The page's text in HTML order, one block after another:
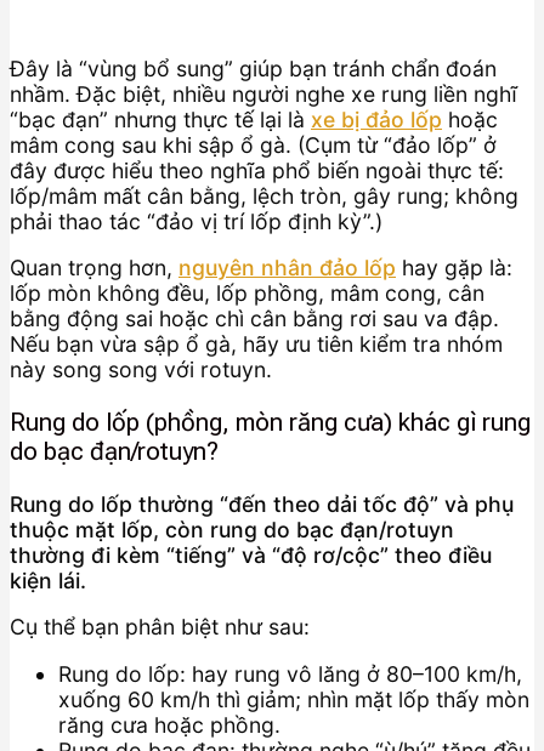
Đây là “vùng bổ sung” giúp bạn tránh chẩn đoán
nhầm. Đặc biệt, nhiều người nghe xe rung liền nghĩ
“bạc đạn” nhưng thực tế lại là xe bị đảo lốp hoặc
mâm cong sau khi sập ổ gà. (Cụm từ “đảo lốp” ở
đây được hiểu theo nghĩa phổ biến ngoài thực tế:
lốp/mâm mất cân bằng, lệch tròn, gây rung; không
phải thao tác “đảo vị trí lốp định kỳ”.)
Quan trọng hơn, nguyên nhân đảo lốp hay gặp là:
lốp mòn không đều, lốp phồng, mâm cong, cân
bằng động sai hoặc chì cân bằng rơi sau va đập.
Nếu bạn vừa sập ổ gà, hãy ưu tiên kiểm tra nhóm
này song song với rotuyn.
Rung do lốp (phồng, mòn răng cưa) khác gì rung
do bạc đạn/rotuyn?
Rung do lốp thường “đến theo dải tốc độ” và phụ
thuộc mặt lốp, còn rung do bạc đạn/rotuyn
thường đi kèm “tiếng” và “độ rơ/cộc” theo điều
kiện lái.
Cụ thể bạn phân biệt như sau:
Rung do lốp: hay rung vô lăng ở 80–100 km/h,
xuống 60 km/h thì giảm; nhìn mặt lốp thấy mòn
răng cưa hoặc phồng.